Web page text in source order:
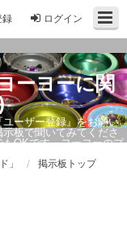
ログイン
録
ーヨーに関
ーザー登録』をお願い
板で聞いてみてくださ
OKです。ヨーヨーのプ
」 掲示板トップ